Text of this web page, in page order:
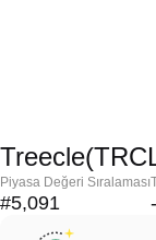
Piyasa Değeri Sıralaması
#5,091